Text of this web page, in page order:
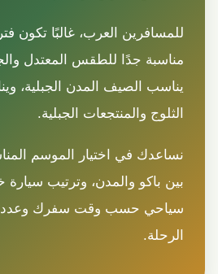
للمسافرين العرب، غالبًا تكون
مناسبة جدًا للطقس المعتدل
يناسب الصيف المدن الجبلية،
الثلوج والمنتجعات الجبلية.
نساعدك في اختيار الموسم
بين باكو والمدن، وترتيب سيارة
سياحي حسب وقت سفرك وعدد
الرحلة.